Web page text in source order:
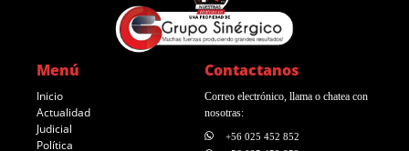
Menú
Inicio
Actualidad
Judicial
Política
Contactanos
Correo electrónico, llama o chatea con
nosotras:
+56 025 452 852